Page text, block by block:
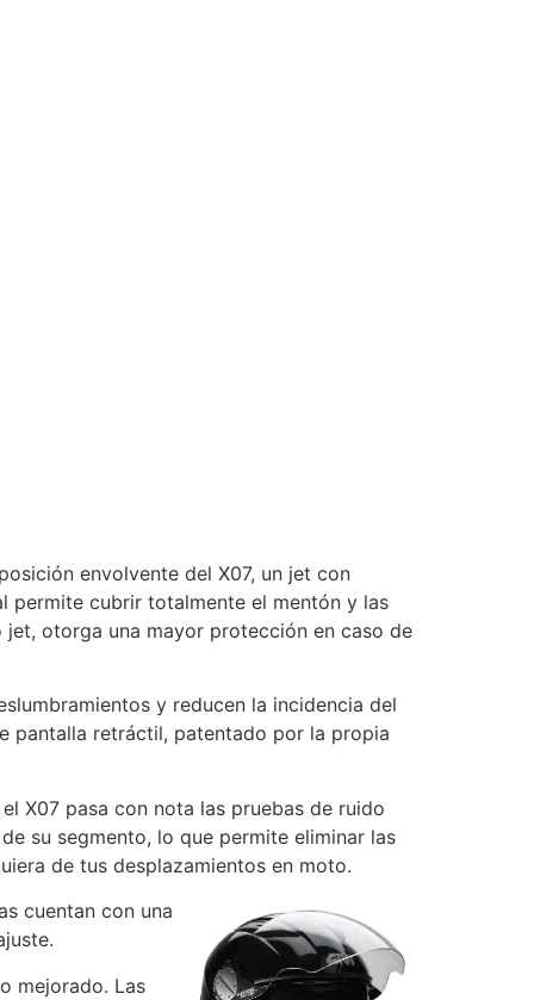
envolvente del X07, un jet con
permite cubrir totalmente el mentón y las
otorga una mayor protección en caso de
y reducen la incidencia del
pantalla retráctil, patentado por la propia
X07 pasa con nota las pruebas de ruido
su segmento, lo que permite eliminar las
de tus desplazamientos en moto.
cuentan con una
mejorado. Las